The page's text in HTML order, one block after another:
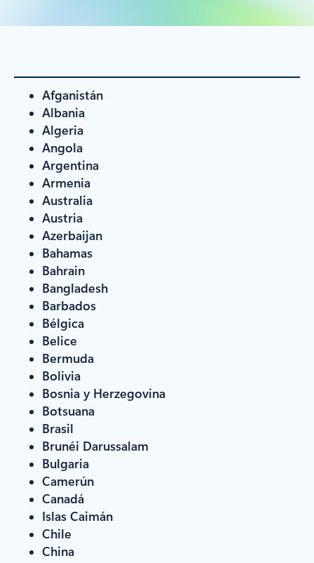
Afganistán
Albania
Algeria
Angola
Argentina
Armenia
Australia
Austria
Azerbaijan
Bahamas
Bahrain
Bangladesh
Barbados
Bélgica
Belice
Bermuda
Bolivia
Bosnia y Herzegovina
Botsuana
Brasil
Brunéi Darussalam
Bulgaria
Camerún
Canadá
Islas Caimán
Chile
China